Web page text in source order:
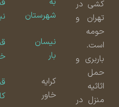
کشی در
تهران و
حومه
است.
باربری و
حمل
اثاثیه
منزل در
شهرستان
نیسان
قیمت
قیمت
قیمت